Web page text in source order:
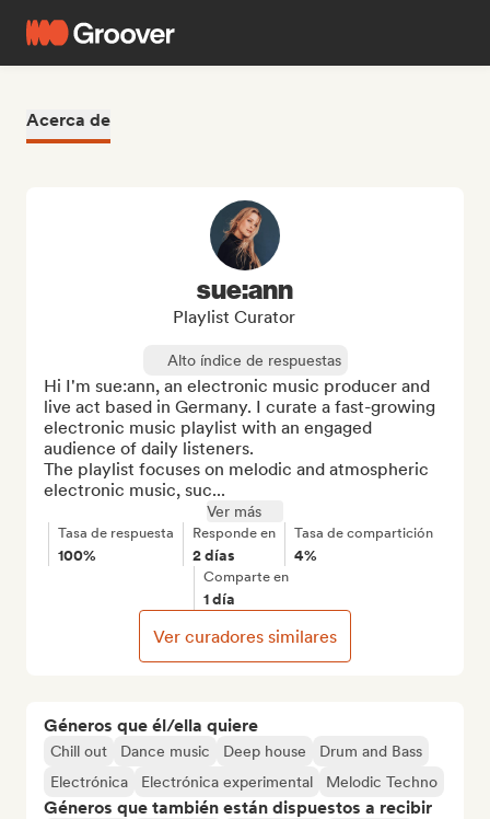
Acerca de
Géneros que él/ella quiere
Chill out Dance music Deep house
Drum and Bass
Electrónica
Electrónica experimental Melodic Techno
Géneros que también están dispuestos a recibir
sue:ann
Playlist Curator
Alto índice de respuestas
Hi I'm sue:ann, an electronic music producer and
live act based in Germany. I curate a fast-growing
electronic music playlist with an engaged
audience of daily listeners.
The playlist focuses on melodic and atmospheric
electronic music, suc...
Ver más
Tasa de respuesta
100%
Responde en
2 días
Tasa de compartición
4%
Comparte en
1 día
Ver curadores similares